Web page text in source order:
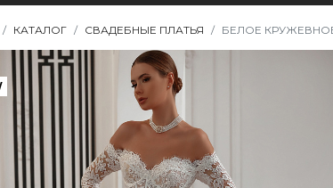
КАТАЛОГ СВАДЕБНЫЕ ПЛАТЬЯ БЕЛОЕ